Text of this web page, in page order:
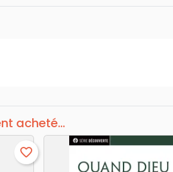
acheté...
favorite_border